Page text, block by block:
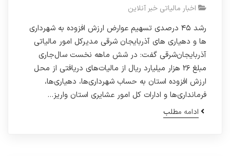
اخبار مالیاتی خبر آنلاین
رشد ۴۵ درصدی تسهیم عوارض ارزش افزوده به شهرداری
ها و دهیاری های آذربایجان شرقی مدیرکل امور مالیاتی
آذربایجان‌شرقی گفت: در شش ماهه نخست سال‌جاری
مبلغ ۲۶ هزار میلیارد ریال از مالیات‌های دریافتی از محل
ارزش افزوده استان به حساب شهرداری‌ها، دهیاری‌ها،
فرمانداری‌ها و ادارات کل امور عشایری استان واریز…
ادامه مطلب